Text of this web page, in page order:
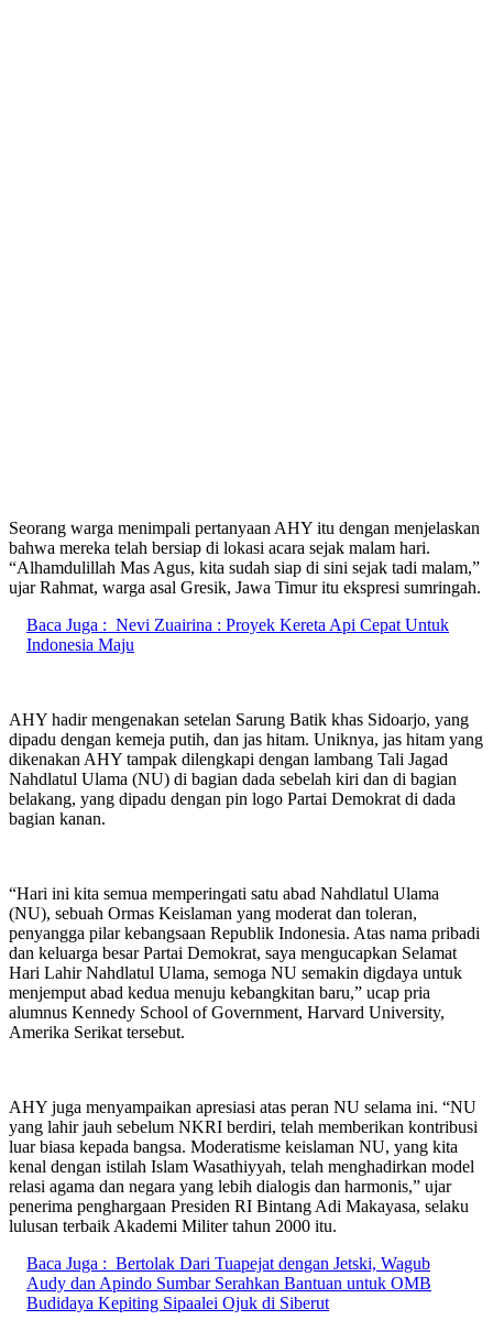
Seorang warga menimpali pertanyaan AHY itu dengan menjelaskan
bahwa mereka telah bersiap di lokasi acara sejak malam hari.
“Alhamdulillah Mas Agus, kita sudah siap di sini sejak tadi malam,”
ujar Rahmat, warga asal Gresik, Jawa Timur itu ekspresi sumringah.
Baca Juga : Nevi Zuairina : Proyek Kereta Api Cepat Untuk
Indonesia Maju
AHY hadir mengenakan setelan Sarung Batik khas Sidoarjo, yang
dipadu dengan kemeja putih, dan jas hitam. Uniknya, jas hitam yang
dikenakan AHY tampak dilengkapi dengan lambang Tali Jagad
Nahdlatul Ulama (NU) di bagian dada sebelah kiri dan di bagian
belakang, yang dipadu dengan pin logo Partai Demokrat di dada
bagian kanan.
“Hari ini kita semua memperingati satu abad Nahdlatul Ulama
(NU), sebuah Ormas Keislaman yang moderat dan toleran,
penyangga pilar kebangsaan Republik Indonesia. Atas nama pribadi
dan keluarga besar Partai Demokrat, saya mengucapkan Selamat
Hari Lahir Nahdlatul Ulama, semoga NU semakin digdaya untuk
menjemput abad kedua menuju kebangkitan baru,” ucap pria
alumnus Kennedy School of Government, Harvard University,
Amerika Serikat tersebut.
AHY juga menyampaikan apresiasi atas peran NU selama ini. “NU
yang lahir jauh sebelum NKRI berdiri, telah memberikan kontribusi
luar biasa kepada bangsa. Moderatisme keislaman NU, yang kita
kenal dengan istilah Islam Wasathiyyah, telah menghadirkan model
relasi agama dan negara yang lebih dialogis dan harmonis,” ujar
penerima penghargaan Presiden RI Bintang Adi Makayasa, selaku
lulusan terbaik Akademi Militer tahun 2000 itu.
Baca Juga : Bertolak Dari Tuapejat dengan Jetski, Wagub
Audy dan Apindo Sumbar Serahkan Bantuan untuk OMB
Budidaya Kepiting Sipaalei Ojuk di Siberut